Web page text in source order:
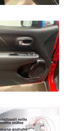
INCENDIO,
SOLUZIONE